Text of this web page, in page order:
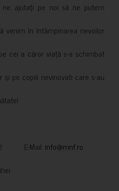
ajutați pe noi să ne putem
venim în întâmpinarea nevoilor
cei a căror viață s-a schimbat
pe copiii nevinovati care s-au
E-Mail: info@mnf.ro